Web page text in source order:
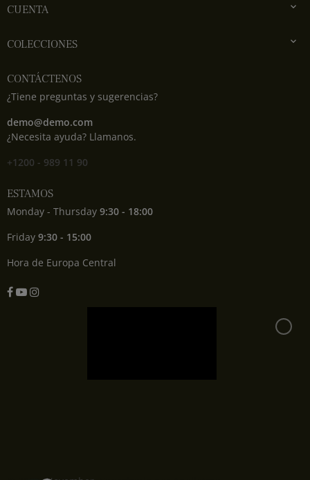
CUENTA 
COLECCIONES 
CONTÁCTENOS
¿Tiene preguntas y sugerencias?
demo@demo.com
¿Necesita ayuda? Llamanos.
+1200 - 989 11 90
ESTAMOS
Monday - Thursday 9:30 - 18:00
Friday 9:30 - 15:00
Hora de Europa Central
Facebook
YouTube